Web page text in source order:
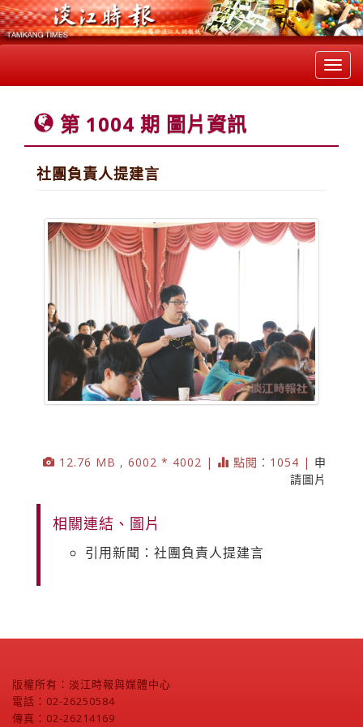
第 1004 期 圖片資訊
社團負責人提建言
12.76 MB , 6002 * 4002 | 點閱：1054 | 申
請圖片
相關連結、圖片
引用新聞：社團負責人提建言
版權所有：淡江時報與媒體中心
電話：02-26250584
傳真：02-26214169